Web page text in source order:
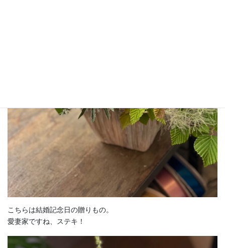
こちらは結婚記念日の贈りもの。
愛妻家ですね、ステキ！